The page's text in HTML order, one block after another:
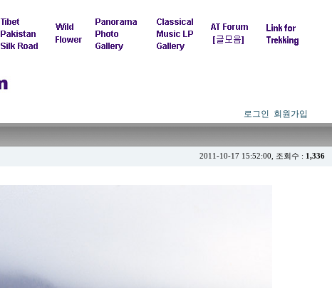
로그인 회원가입
2011-10-17 15:52:00, 조회수 : 1,336